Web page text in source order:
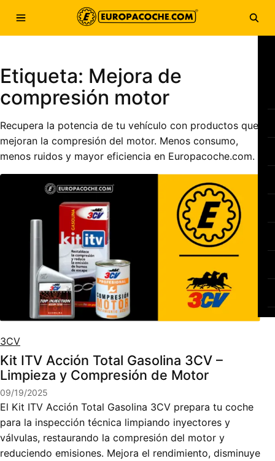
Saltar al contenido
Abrir menú
Etiqueta: Mejora de
compresión motor
Recupera la potencia de tu vehículo con productos que
mejoran la compresión del motor. Menos consumo,
menos ruidos y mayor eficiencia en Europacoche.com.
3CV
Kit ITV Acción Total Gasolina 3CV –
Limpieza y Compresión de Motor
09/19/2025
El Kit ITV Acción Total Gasolina 3CV prepara tu coche
para la inspección técnica limpiando inyectores y
válvulas, restaurando la compresión del motor y
reduciendo emisiones. Mejora el rendimiento, disminuye